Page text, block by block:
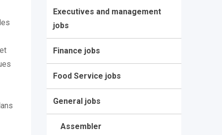
Executives and management
jobs
Finance jobs
Food Service jobs
General jobs
Assembler